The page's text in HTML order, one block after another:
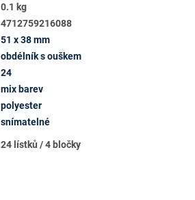
0.1 kg
4712759216088
51 x 38 mm
obdélník s ouškem
24
mix barev
polyester
snímatelné
24 lístků / 4 bločky